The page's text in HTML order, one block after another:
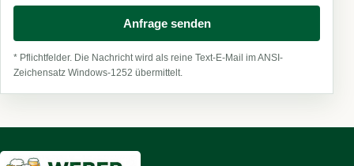
Anfrage senden
* Pflichtfelder. Die Nachricht wird als reine Text-E-Mail im ANSI-
Zeichensatz Windows-1252 übermittelt.